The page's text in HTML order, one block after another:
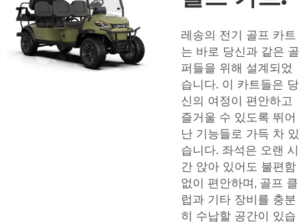
레송의 전기 골프 카트
는 바로 당신과 같은 골
퍼들을 위해 설계되었
습니다. 이 카트들은 당
신의 여정이 편안하고
즐거울 수 있도록 뛰어
난 기능들로 가득 차 있
습니다. 좌석은 오랜 시
간 앉아 있어도 불편함
없이 편안하며, 골프 클
럽과 기타 장비를 충분
히 수납할 공간이 있습